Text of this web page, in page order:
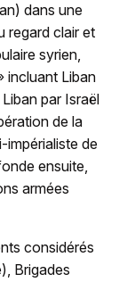
dans une
regard clair et
syrien,
incluant Liban
par Israël
de la
impérialiste de
ensuite,
armées
considérés
Brigades